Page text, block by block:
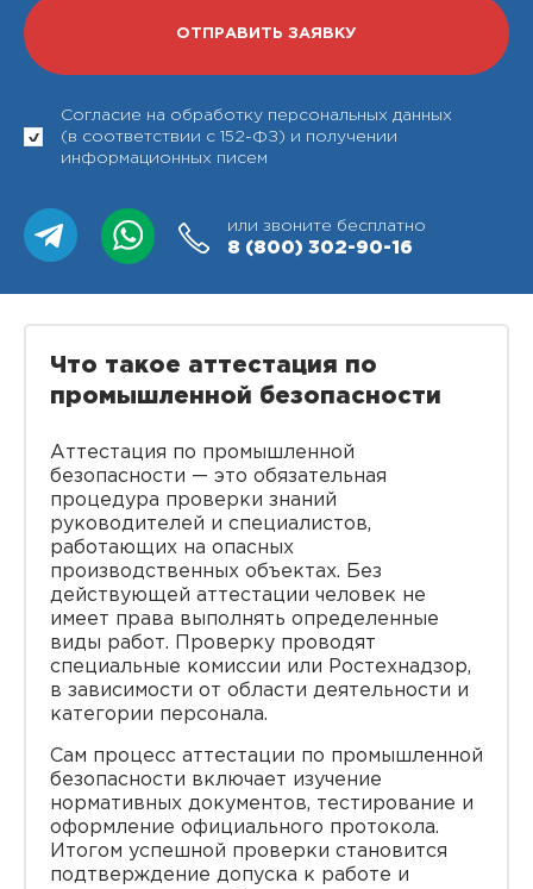
Согласие на обработку персональных данных
(в соответствии с 152-ФЗ) и получении
информационных писем
или звоните бесплатно
8 (800) 302-90-16
Что такое аттестация по
промышленной безопасности
Аттестация по промышленной
безопасности — это обязательная
процедура проверки знаний
руководителей и специалистов,
работающих на опасных
производственных объектах. Без
действующей аттестации человек не
имеет права выполнять определенные
виды работ. Проверку проводят
специальные комиссии или Ростехнадзор,
в зависимости от области деятельности и
категории персонала.
Сам процесс аттестации по промышленной
безопасности включает изучение
нормативных документов, тестирование и
оформление официального протокола.
Итогом успешной проверки становится
подтверждение допуска к работе и